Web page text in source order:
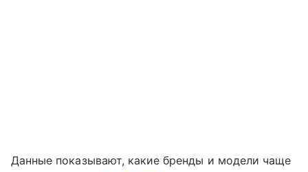
Данные показывают, какие бренды и модели чаще